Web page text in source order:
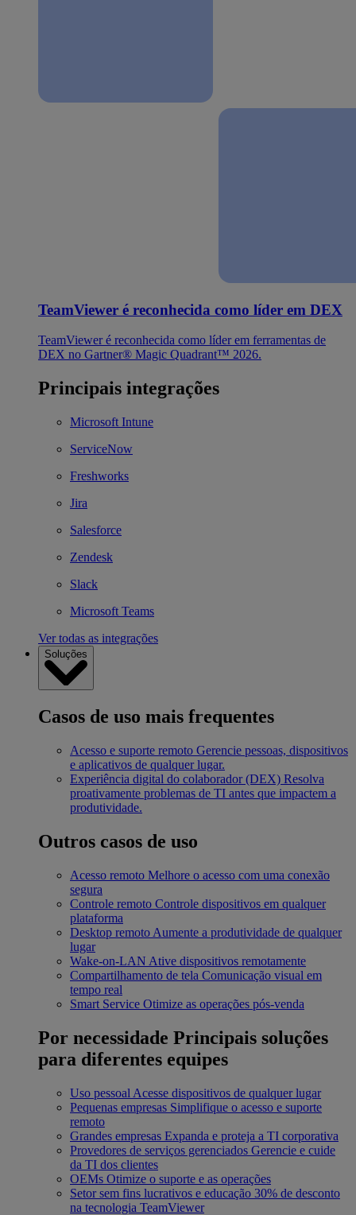
TeamViewer é reconhecida como líder em DEX
TeamViewer é reconhecida como líder em ferramentas de
DEX no Gartner® Magic Quadrant™ 2026.
Principais integrações
Microsoft Intune
ServiceNow
Freshworks
Jira
Salesforce
Zendesk
Slack
Microsoft Teams
Ver todas as integrações
Soluções
Casos de uso mais frequentes
Acesso e suporte remoto Gerencie pessoas, dispositivos
e aplicativos de qualquer lugar.
Experiência digital do colaborador (DEX) Resolva
proativamente problemas de TI antes que impactem a
produtividade.
Outros casos de uso
Acesso remoto Melhore o acesso com uma conexão
segura
Controle remoto Controle dispositivos em qualquer
plataforma
Desktop remoto Aumente a produtividade de qualquer
lugar
Wake-on-LAN Ative dispositivos remotamente
Compartilhamento de tela Comunicação visual em
tempo real
Smart Service Otimize as operações pós-venda
Por necessidade Principais soluções
para diferentes equipes
Uso pessoal Acesse dispositivos de qualquer lugar
Pequenas empresas Simplifique o acesso e suporte
remoto
Grandes empresas Expanda e proteja a TI corporativa
Provedores de serviços gerenciados Gerencie e cuide
da TI dos clientes
OEMs Otimize o suporte e as operações
Setor sem fins lucrativos e educação 30% de desconto
na tecnologia TeamViewer